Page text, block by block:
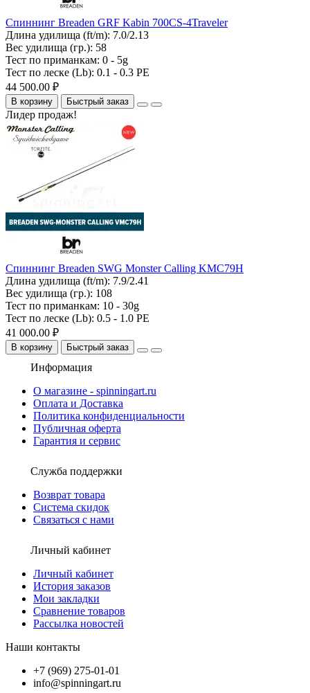
Спиннинг Breaden GRF Kabin 700CS-4Traveler
Длина удилища (ft/m): 7.0/2.13
Вес удилища (гр.): 58
Тест по приманкам: 0 - 5g
Тест по леске (Lb): 0.1 - 0.3 PE
44 500.00 ₽
В корзину Быстрый заказ
Лидер продаж!
Спиннинг Breaden SWG Monster Calling KMC79H
Длина удилища (ft/m): 7.9/2.41
Вес удилища (гр.): 108
Тест по приманкам: 10 - 30g
Тест по леске (Lb): 0.5 - 1.0 PE
41 000.00 ₽
В корзину Быстрый заказ
Информация
О магазине - spinningart.ru
Оплата и Доставка
Политика конфиденциальности
Публичная оферта
Гарантия и сервис
Служба поддержки
Возврат товара
Система скидок
Связаться с нами
Личный кабинет
Личный кабинет
История заказов
Мои закладки
Сравнение товаров
Рассылка новостей
Наши контакты
+7 (969) 275-01-01
info@spinningart.ru